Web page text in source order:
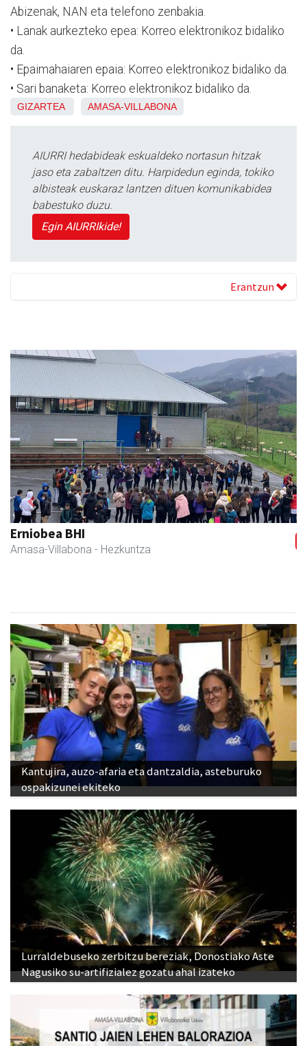
Abizenak, NAN eta telefono zenbakia.
• Lanak aurkezteko epea: Korreo elektronikoz bidaliko
da.
• Epaimahaiaren epaia: Korreo elektronikoz bidaliko da.
• Sari banaketa: Korreo elektronikoz bidaliko da.
GIZARTEA AMASA-VILLABONA
AIURRI hedabideak eskualdeko nortasun hitzak
jaso eta zabaltzen ditu. Harpidedun eginda, tokiko
albisteak euskaraz lantzen dituen komunikabidea
babestuko duzu.
Egin AIURRIkide!
Erantzun
Erniobea BHI
Amasa-Villabona - Hezkuntza
Previous Next
Kantujira, auzo-afaria eta dantzaldia, asteburuko
ospakizunei ekiteko
Lurraldebuseko zerbitzu bereziak, Donostiako Aste
Nagusiko su-artifizialez gozatu ahal izateko